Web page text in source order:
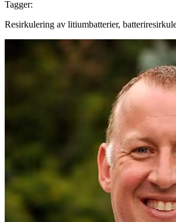
Tagger:
Resirkulering av litiumbatterier,